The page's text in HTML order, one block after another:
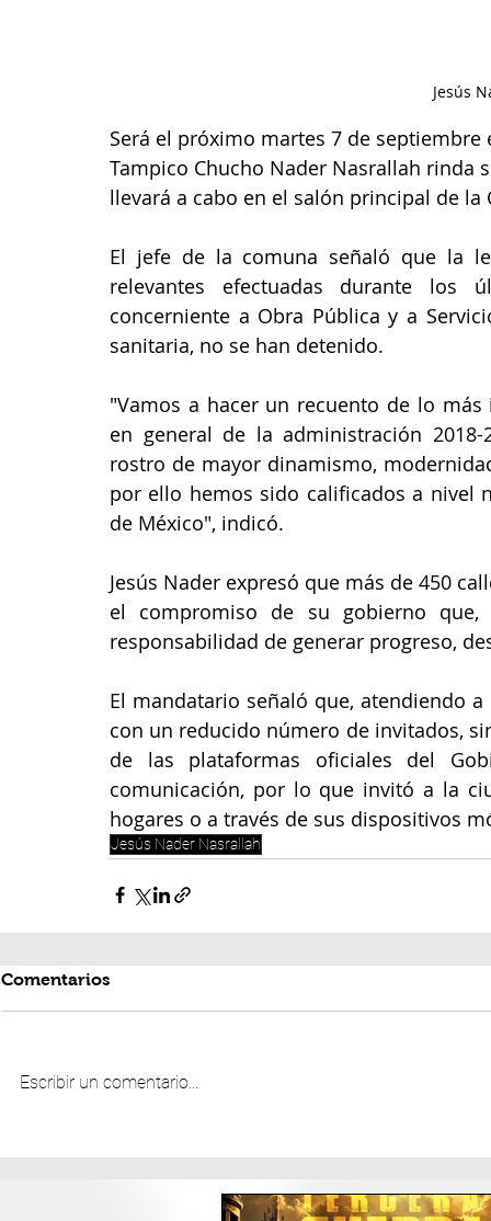
Jesús
Será el próximo martes 7 de
Tampico Chucho Nader Nasrallah rinda
llevará a cabo en el salón principal de la
El jefe de la comuna señaló que la
relevantes efectuadas durante los
concerniente a Obra Pública y a
sanitaria, no se han detenido.
"Vamos a hacer un recuento de lo
en general de la administración
rostro de mayor dinamismo,
por ello hemos sido calificados a nivel
de México", indicó.
Jesús Nader expresó que más de 450
el compromiso de su gobierno
responsabilidad de generar progreso,
El mandatario señaló que, atendiendo
con un reducido número de invitados,
de las plataformas oficiales del
comunicación, por lo que invitó a la
hogares o a través de sus dispositivos
Jesús Nader Nasrallah
Comentarios
Escribir un comentario...